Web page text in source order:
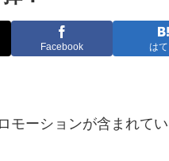
Facebook は
モーションが含まれて